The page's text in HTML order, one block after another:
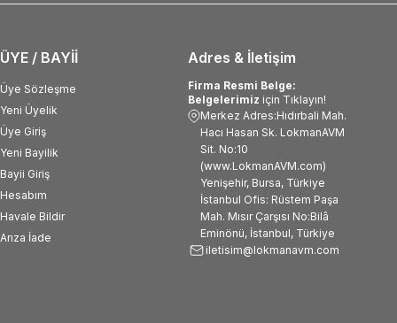
Adres & İletişim
Firma Resmi Belge:
Belgelerimiz için Tıklayın!
Merkez Adres:Hıdırbali Mah.
Hacı Hasan Sk. LokmanAVM
Sit. No:10
(www.LokmanAVM.com)
Yenişehir, Bursa, Türkiye
İstanbul Ofis: Rüstem Paşa
Mah. Mısır Çarşısı No:Bilâ
Eminönü, İstanbul, Türkiye
iletisim@lokmanavm.com
ÜYE / BAYİİ
Üye Sözleşme
Yeni Üyelik
Üye Giriş
Yeni Bayilik
Bayii Giriş
Hesabım
Havale Bildir
Arıza İade